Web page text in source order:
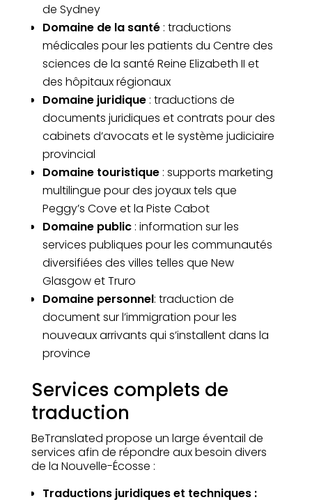
de Sydney
Domaine de la santé : traductions
médicales pour les patients du Centre des
sciences de la santé Reine Elizabeth II et
des hôpitaux régionaux
Domaine juridique : traductions de
documents juridiques et contrats pour des
cabinets d’avocats et le système judiciaire
provincial
Domaine touristique : supports marketing
multilingue pour des joyaux tels que
Peggy’s Cove et la Piste Cabot
Domaine public : information sur les
services publiques pour les communautés
diversifiées des villes telles que New
Glasgow et Truro
Domaine personnel: traduction de
document sur l’immigration pour les
nouveaux arrivants qui s’installent dans la
province
Services complets de
traduction
BeTranslated propose un large éventail de
services afin de répondre aux besoin divers
de la Nouvelle-Écosse :
Traductions juridiques et techniques :